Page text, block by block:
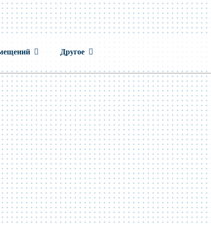
Другое